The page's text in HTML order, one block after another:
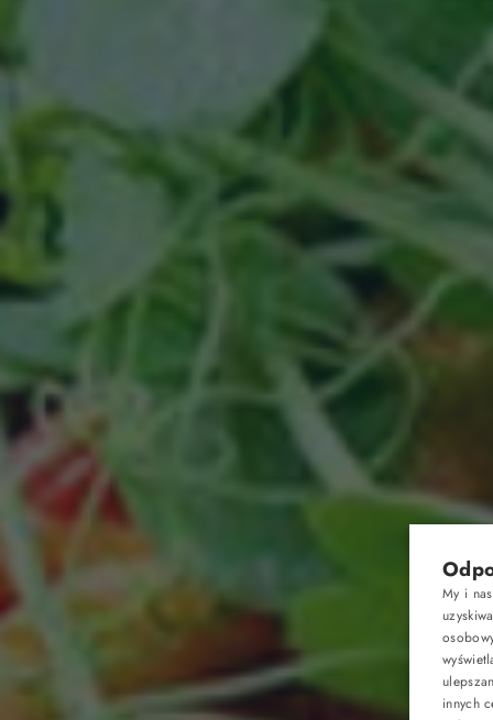
Apartamenty
Oferty
Atrakcje
Dla właścicieli
My i
innych